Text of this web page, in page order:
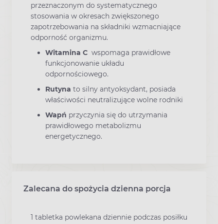
przeznaczonym do systematycznego
stosowania w okresach zwiększonego
zapotrzebowania na składniki wzmacniające
odporność organizmu.
Witamina C wspomaga prawidłowe
funkcjonowanie układu
odpornościowego.
Rutyna to silny antyoksydant, posiada
właściwości neutralizujące wolne rodniki
Wapń przyczynia się do utrzymania
prawidłowego metabolizmu
energetycznego.
Zalecana do spożycia dzienna porcja
1 tabletka powlekana dziennie podczas posiłku